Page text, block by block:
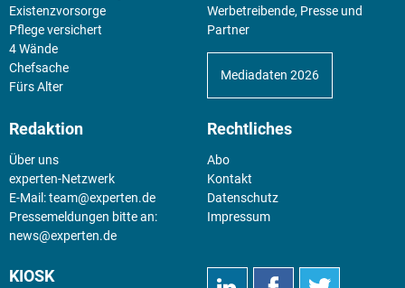
Existenz­vorsorge
Pflege versichert
4 Wände
Chefsache
Fürs Alter
Werbetreibende, Presse und
Partner
Mediadaten 2026
Redaktion
Über uns
experten-Netzwerk
E-Mail:team@experten.de
Pressemeldungen bitte an:
news@experten.de
Rechtliches
Abo
Kontakt
Datenschutz
Impressum
KIOSK